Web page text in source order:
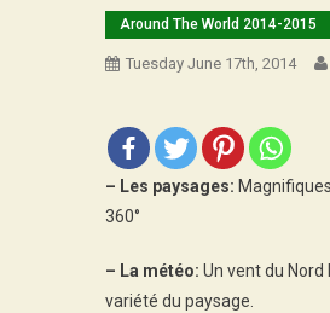
Around The World 2014-2015
Tuesday June 17th, 2014
– Les paysages:
360°
– La météo: Un vent du Nord
variété du paysage.